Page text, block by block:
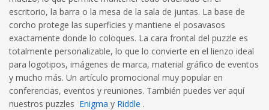
escritorio, la barra o la mesa de la sala de juntas. La base de
corcho protege las superficies y mantiene el posavasos
exactamente donde lo coloques. La cara frontal del puzzle es
totalmente personalizable, lo que lo convierte en el lienzo ideal
para logotipos, imágenes de marca, material gráfico de eventos
y mucho más. Un artículo promocional muy popular en
conferencias, eventos y reuniones. También puedes ver aquí
nuestros puzzles Enigma y Riddle .